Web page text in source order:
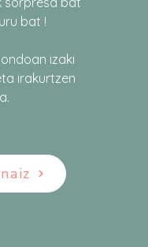
bat !​
izaki
irakurtzen